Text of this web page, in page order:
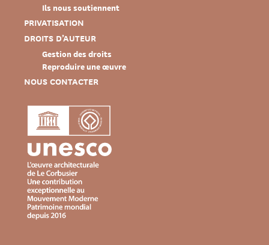
Ils nous soutiennent
PRIVATISATION
DROITS D’AUTEUR
Gestion des droits
Reproduire une œuvre
NOUS CONTACTER